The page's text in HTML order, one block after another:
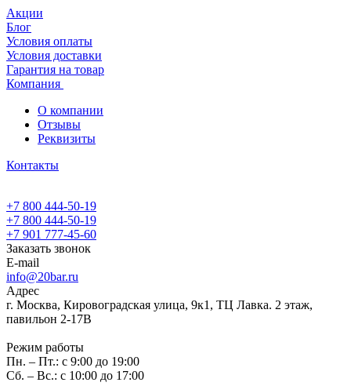
Акции
Блог
Условия оплаты
Условия доставки
Гарантия на товар
Компания
О компании
Отзывы
Реквизиты
Контакты
+7 800 444-50-19
+7 800 444-50-19
+7 901 777-45-60
Заказать звонок
E-mail
info@20bar.ru
Адрес
г. Москва, Кировоградская улица, 9к1, ТЦ Лавка. 2 этаж,
павильон 2-17В
Режим работы
Пн. – Пт.: с 9:00 до 19:00
Сб. – Вс.: с 10:00 до 17:00